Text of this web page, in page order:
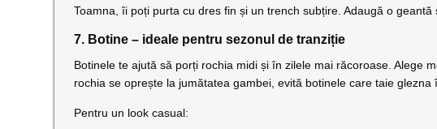
Toamna, îi poți purta cu dres fin și un trench subțire. Adaugă o
7. Botine – ideale pentru sezonul de tranziție
Botinele te ajută să porți rochia midi și în zilele mai răcoroase. Alege
rochia se oprește la jumătatea gambei, evită botinele care taie glezna
Pentru un look casual: